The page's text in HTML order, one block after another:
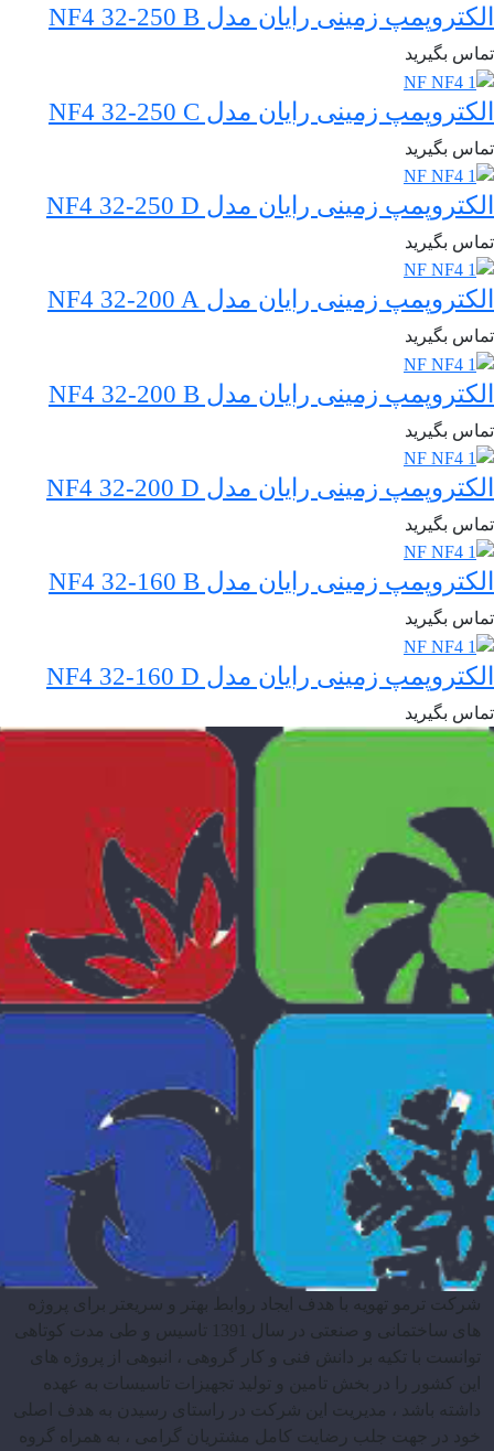
الکتروپمپ زمینی رایان مدل NF4 32-250 B
تماس بگیرید
الکتروپمپ زمینی رایان مدل NF4 32-250 C
تماس بگیرید
الکتروپمپ زمینی رایان مدل NF4 32-250 D
تماس بگیرید
الکتروپمپ زمینی رایان مدل NF4 32-200 A
تماس بگیرید
الکتروپمپ زمینی رایان مدل NF4 32-200 B
تماس بگیرید
الکتروپمپ زمینی رایان مدل NF4 32-200 D
تماس بگیرید
الکتروپمپ زمینی رایان مدل NF4 32-160 B
تماس بگیرید
الکتروپمپ زمینی رایان مدل NF4 32-160 D
تماس بگیرید
شرکت ترمو تهویه با هدف ایجاد روابط بهتر و سریعتر برای پروژه
های ساختمانی و صنعتی در سال 1391 تاسیس و طی مدت کوتاهی
توانست با تکیه بر دانش فنی و کار گروهی ، انبوهی از پروژه های
این کشور را در بخش تامین و تولید تجهیزات تاسیسات به عهده
داشته باشد ، مدیریت این شرکت در راستای رسیدن به هدف اصلی
خود در جهت جلب رضایت کامل مشتریان گرامی ، به همراه گروه